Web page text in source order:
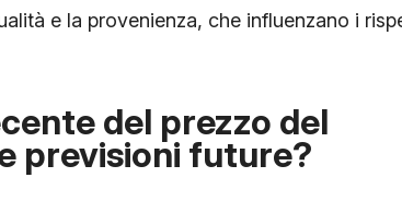
e la provenienza, che influenzano i
del prezzo del
previsioni future?